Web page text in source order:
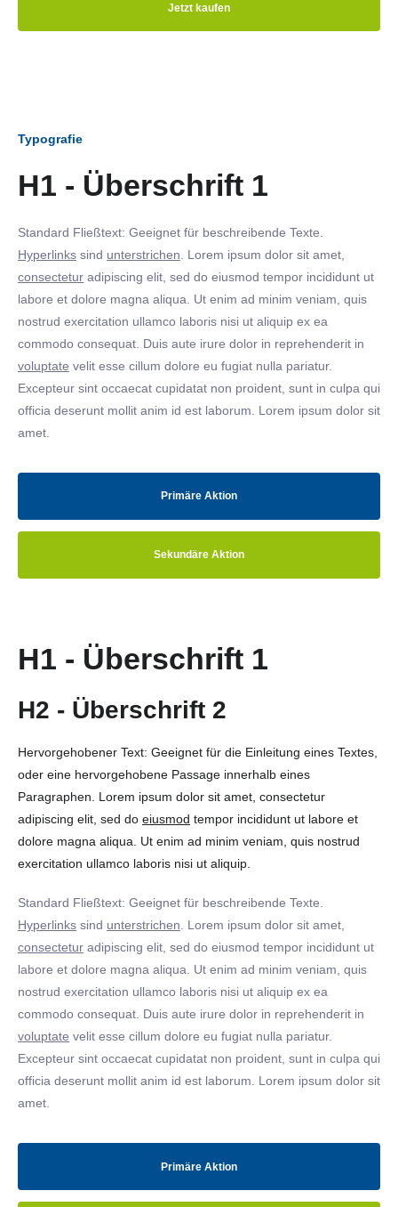
Jetzt kaufen
Typografie
H1 - Überschrift 1
Standard Fließtext: Geeignet für beschreibende Texte.
Hyperlinks sind unterstrichen . Lorem ipsum dolor sit amet,
consectetur adipiscing elit, sed do eiusmod tempor incididunt ut
labore et dolore magna aliqua. Ut enim ad minim veniam, quis
nostrud exercitation ullamco laboris nisi ut aliquip ex ea
commodo consequat. Duis aute irure dolor in reprehenderit in
voluptate velit esse cillum dolore eu fugiat nulla pariatur.
Excepteur sint occaecat cupidatat non proident, sunt in culpa qui
officia deserunt mollit anim id est laborum. Lorem ipsum dolor sit
amet.
Primäre Aktion
Sekundäre Aktion
H1 - Überschrift 1
H2 - Überschrift 2
Hervorgehobener Text: Geeignet für die Einleitung eines Textes,
oder eine hervorgehobene Passage innerhalb eines
Paragraphen. Lorem ipsum dolor sit amet, consectetur
adipiscing elit, sed do eiusmod tempor incididunt ut labore et
dolore magna aliqua. Ut enim ad minim veniam, quis nostrud
exercitation ullamco laboris nisi ut aliquip.
Standard Fließtext: Geeignet für beschreibende Texte.
Hyperlinks sind unterstrichen . Lorem ipsum dolor sit amet,
consectetur adipiscing elit, sed do eiusmod tempor incididunt ut
labore et dolore magna aliqua. Ut enim ad minim veniam, quis
nostrud exercitation ullamco laboris nisi ut aliquip ex ea
commodo consequat. Duis aute irure dolor in reprehenderit in
voluptate velit esse cillum dolore eu fugiat nulla pariatur.
Excepteur sint occaecat cupidatat non proident, sunt in culpa qui
officia deserunt mollit anim id est laborum. Lorem ipsum dolor sit
amet.
Primäre Aktion